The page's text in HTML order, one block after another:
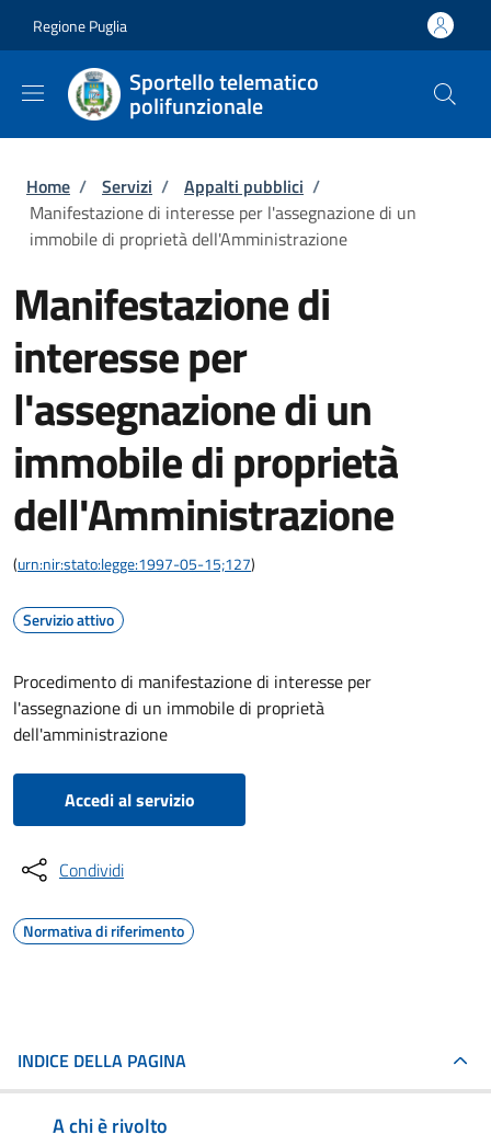
Regione Puglia
Sportello telematico
polifunzionale
Briciole di pane
Home / Servizi / Appalti pubblici /
Manifestazione di interesse per l'assegnazione di un
immobile di proprietà dell'Amministrazione
Manifestazione di
interesse per
l'assegnazione di un
immobile di proprietà
dell'Amministrazione
(urn:nir:stato:legge:1997-05-15;127)
Servizio attivo
Procedimento di manifestazione di interesse per
l'assegnazione di un immobile di proprietà
dell'amministrazione
Accedi al servizio
Condividi
Normativa di riferimento
INDICE DELLA PAGINA
A chi è rivolto